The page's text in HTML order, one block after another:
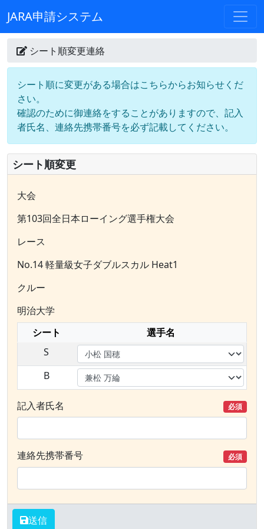
JARA申請システム
シート順変更連絡
シート順に変更がある場合はこちらからお知らせくだ
さい。
確認のために御連絡をすることがありますので、記入
者氏名、連絡先携帯番号を必ず記載してください。
シート順変更
大会
第103回全日本ローイング選手権大会
レース
No.14 軽量級女子ダブルスカル Heat1
クルー
明治大学
シート
選手名
S
B
記入者氏名 必須
連絡先携帯番号 必須
送信